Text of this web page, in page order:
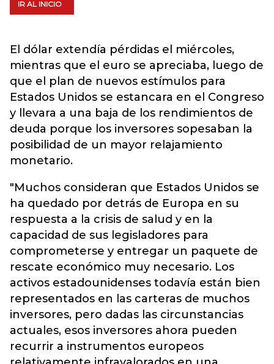
El dólar extendía pérdidas el miércoles,
mientras que el euro se apreciaba, luego de
que el plan de nuevos estímulos para
Estados Unidos se estancara en el Congreso
y llevara a una baja de los rendimientos de
deuda porque los inversores sopesaban la
posibilidad de un mayor relajamiento
monetario.
"Muchos consideran que Estados Unidos se
ha quedado por detrás de Europa en su
respuesta a la crisis de salud y en la
capacidad de sus legisladores para
comprometerse y entregar un paquete de
rescate económico muy necesario. Los
activos estadounidenses todavía están bien
representados en las carteras de muchos
inversores, pero dadas las circunstancias
actuales, esos inversores ahora pueden
recurrir a instrumentos europeos